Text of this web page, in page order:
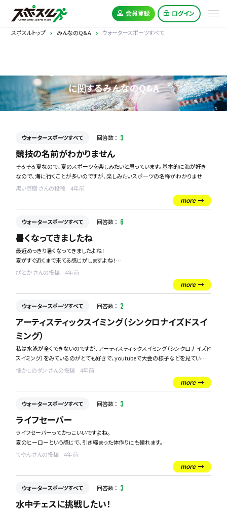
会員登録 ログイン
スポスルトップ みんなのQ&A ウォータースポーツすべて
に関するみんなのQ&A
ウォータースポーツすべて 回答数 ： 3
競技の名前がわかりません
そろそろ夏なので、夏のスポーツを楽しみたいと思っています。基本的に海が好き
なので、海に行くことが多いのですが、楽しみたいスポーツの名称がわかりません。
参加したいので、開催地や開催場所等を調べてたいと思っています。
よく砂浜に旗をさして、だれが一番最初にその旗を取ることができるか競う競技が
あると思うのですが、あれはなんていうスポーツなんでしょう？今年はチャレンジし
黒い豆腐 さんの投稿
4年前
more
ウォータースポーツすべて 回答数 ： 6
暑くなってきましたね
最近めっきり暑くなってきましたよね！
夏がすぐ近くまで来てる感じがしますよね！
自分は暑いのはあまり好きではないのですが、夏を乗り切るためにも何かウォータ
去年はウィンドサーフィンを始めてみて、楽しかったので、続けていきたいなって思
やれるようなウォータースポーツありますか？？
なにかオススメのウォータースポーツあれば是非教えてください！
ぴとか さんの投稿
4年前
more
ウォータースポーツすべて 回答数 ： 2
アーティスティックスイミング（シンクロナイズドスイ
ミング）
私は水泳が全くできないのですが、アーティスティックスイミング（シンクロナイズド
スイミング）をみているのがとても好きで、youtubeで大会の様子などを見ていま
す。
４歳になる娘もどうやら好きみたいなので、この機会にレッスンをうけさせてあげ
たいなと思っているのですが、周りにやっている子も少ないので、近所のどこかにな
都内在住で、都内であればとりあえず行ってみようと思っています。
都内で４歳児の子供の参加可能なスクールがあれば、教えてほしいです。
懐かしのダン さんの投稿
4年前
more
ウォータースポーツすべて 回答数 ： 3
ライフセーバー
ライフセーバーってかっこいいですよね。
夏のヒーローという感じで、引き締まった体作りにも憧れます。
てやん さんの投稿
4年前
more
ウォータースポーツすべて 回答数 ： 3
水中チェスに挑戦したい！